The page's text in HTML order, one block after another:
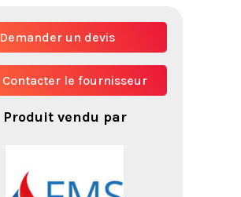
Demander un devis
Contacter le fournisseur
Produit vendu par